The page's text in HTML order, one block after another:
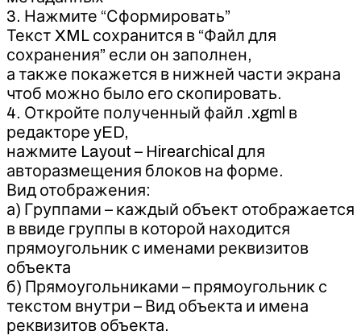
3. Нажмите “Сформировать”
Текст XML сохранится в “Файл для
сохранения” если он заполнен,
а также покажется в нижней части экрана
чтоб можно было его скопировать.
4. Откройте полученный файл .xgml в
редакторе yED,
нажмите Layout – Hirearchical для
авторазмещения блоков на форме.
Вид отображения:
а) Группами – каждый объект отображается
в ввиде группы в которой находится
прямоугольник с именами реквизитов
объекта
б) Прямоугольниками – прямоугольник с
текстом внутри – Вид объекта и имена
реквизитов объекта.